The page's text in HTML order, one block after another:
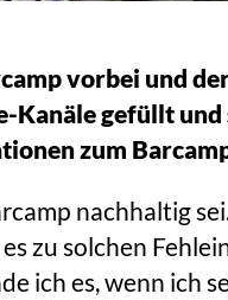
vorbei und
gefüllt
zum
nachhaltig
zu solchen
ich es, wenn ich